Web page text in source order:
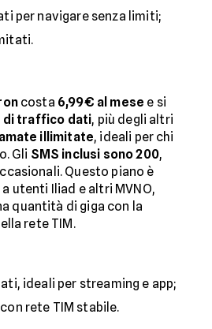
per navigare senza limiti;
costa 6,99€ al mese e si
di traffico dati, più degli altri
illimitate, ideali per chi
Gli SMS inclusi sono 200,
Questo piano è
utenti Iliad e altri MVNO,
quantità di giga con la
rete TIM.
ideali per streaming e app;
rete TIM stabile.